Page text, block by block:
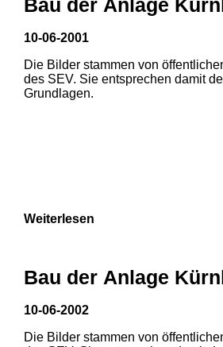
Bau der Anlage
10-06-2001
Die Bilder stammen von
des SEV. Sie entsprechen damit
Grundlagen.
Weiterlesen
Bau der Anlage
10-06-2002
Die Bilder stammen von